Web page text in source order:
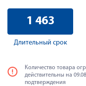
1 463
Длительный срок
Количество товара
действительны на
подтверждения